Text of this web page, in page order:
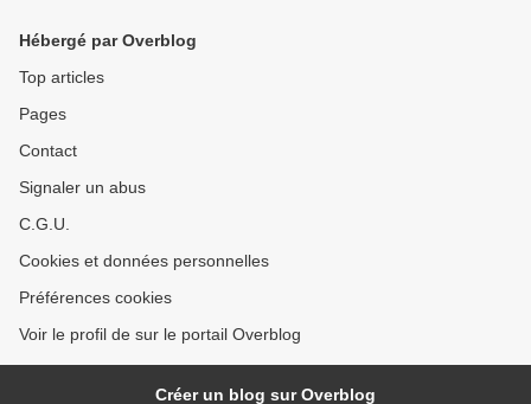
Hébergé par Overblog
Top articles
Pages
Contact
Signaler un abus
C.G.U.
Cookies et données personnelles
Préférences cookies
Voir le profil de sur le portail Overblog
Créer un blog sur Overblog